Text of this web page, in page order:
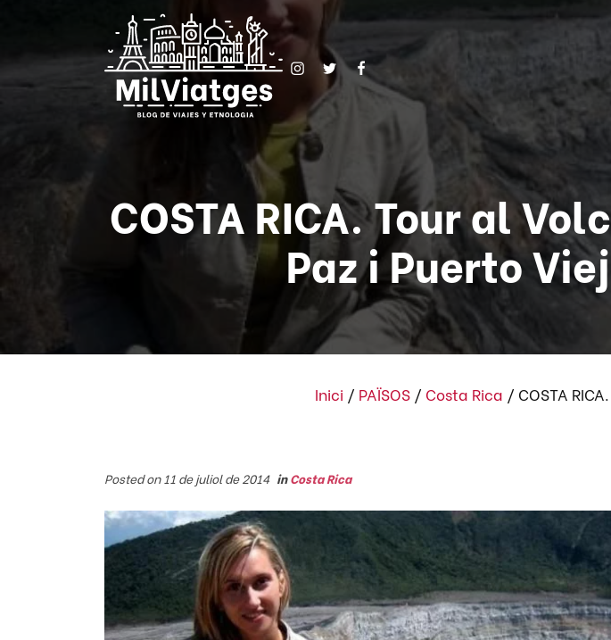
COSTA RICA. Tour al
Paz i Puerto
Inici / PAÏSOS / Costa Rica / COSTA
Posted on 11 de juliol de 2014 inCosta Rica